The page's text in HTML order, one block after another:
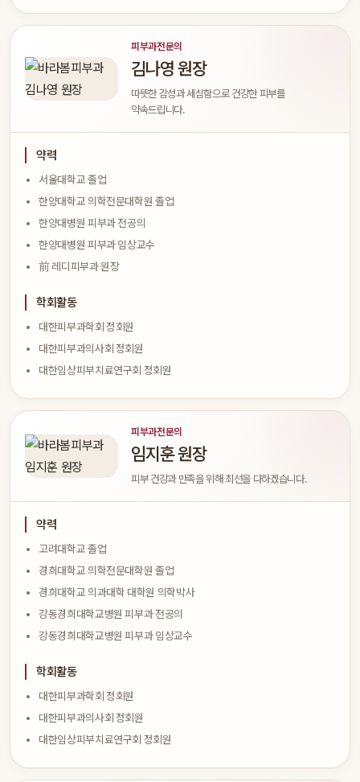
피부과전문의
김나영 원장
따뜻한 감성과 세심함으로 건강한 피부를
약속드립니다.
약력
서울대학교 졸업
한양대학교 의학전문대학원 졸업
한양대병원 피부과 전공의
한양대병원 피부과 임상교수
前 레디피부과 원장
학회활동
대한피부과학회 정회원
대한피부과의사회 정회원
대한임상피부치료연구회 정회원
피부과전문의
임지훈 원장
피부 건강과 만족을 위해 최선을 다하겠습니다.
약력
고려대학교 졸업
경희대학교 의학전문대학원 졸업
경희대학교 의과대학 대학원 의학박사
강동경희대학교병원 피부과 전공의
강동경희대학교병원 피부과 임상교수
학회활동
대한피부과학회 정회원
대한피부과의사회 정회원
대한임상피부치료연구회 정회원